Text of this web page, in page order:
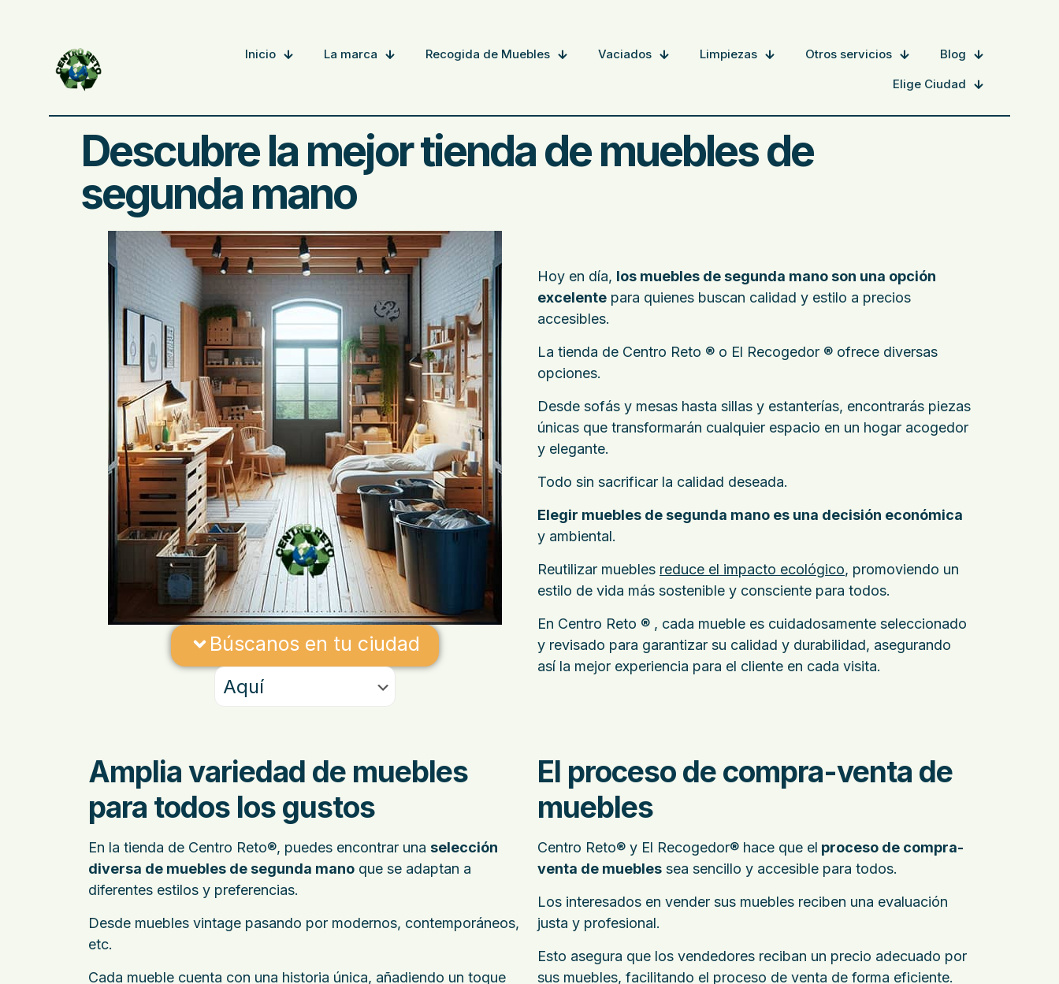
Inicio La marca Recogida de Muebles Vaciados Limpiezas Otros servicios
Blog
Elige Ciudad
Descubre la mejor tienda de muebles de
segunda mano
Búscanos en tu ciudad
Hoy en día, los muebles de segunda mano son una opción
excelentepara quienes buscan calidad y estilo a precios
accesibles.
La tienda de Centro Reto ® o El Recogedor ®ofrece diversas
opciones.
Desde sofás y mesas hasta sillas y estanterías, encontrarás piezas
únicas que transformarán cualquier espacio en un hogar acogedor
y elegante.
Todo sin sacrificar la calidad deseada.
Elegir muebles de segunda mano es una decisión económica
y ambiental.
Reutilizar muebles reduce el impacto ecológico, promoviendo un
estilo de vida más sostenible y consciente para todos.
En Centro Reto ® , cada mueble es cuidadosamente seleccionado
y revisado para garantizar su calidad y durabilidad, asegurando
así la mejor experiencia para el cliente en cada visita.
Amplia variedad de muebles
para todos los gustos
En la tienda de Centro Reto®, puedes encontrar una selección
diversa de muebles de segunda manoque se adaptan a
diferentes estilos y preferencias.
Desde muebles vintage pasando por modernos, contemporáneos,
etc.
Cada mueble cuenta con una historia única, añadiendo un toque
El proceso de compra-venta de
muebles
Centro Reto® y El Recogedor® hace que el proceso de compra-
venta de mueblessea sencillo y accesible para todos.
Los interesados en vender sus muebles reciben una evaluación
justa y profesional.
Esto asegura que los vendedores reciban un precio adecuado por
sus muebles, facilitando el proceso de venta de forma eficiente.